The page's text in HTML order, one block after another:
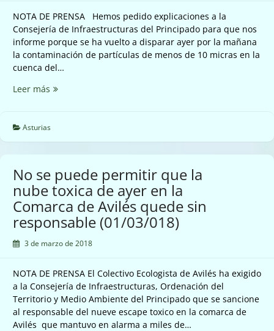
NOTA DE PRENSA Hemos pedido explicaciones a la
Consejería de Infraestructuras del Principado para que nos
informe porque se ha vuelto a disparar ayer por la mañana
la contaminación de partículas de menos de 10 micras en la
cuenca del…
Leer más Ayer
la
contaminación
en
la
cuenca
Nalón
un
Asturias
No se puede permitir que la
nube toxica de ayer en la
Comarca de Avilés quede sin
responsable (01/03/018)
3 de marzo de 2018
NOTA DE PRENSA El Colectivo Ecologista de Avilés ha exigido
a la Consejería de Infraestructuras, Ordenación del
Territorio y Medio Ambiente del Principado que se sancione
al responsable del nueve escape toxico en la comarca de
Avilés que mantuvo en alarma a miles de…